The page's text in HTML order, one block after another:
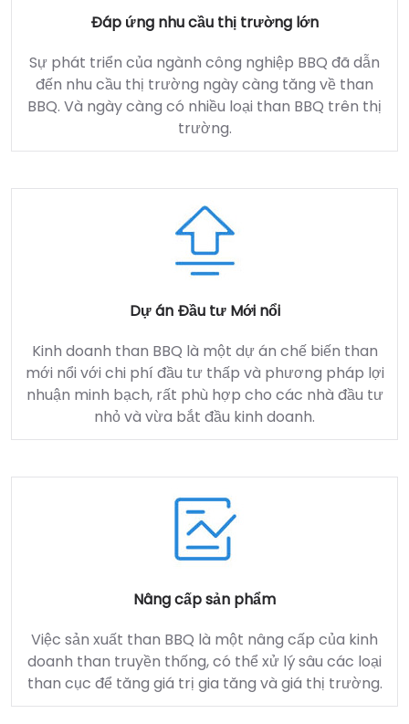
Đáp ứng nhu cầu thị trường lớn
Sự phát triển của ngành công nghiệp BBQ đã dẫn
đến nhu cầu thị trường ngày càng tăng về than
BBQ. Và ngày càng có nhiều loại than BBQ trên thị
trường.
Dự án Đầu tư Mới nổi
Kinh doanh than BBQ là một dự án chế biến than
mới nổi với chi phí đầu tư thấp và phương pháp lợi
nhuận minh bạch, rất phù hợp cho các nhà đầu tư
nhỏ và vừa bắt đầu kinh doanh.
Nâng cấp sản phẩm
Việc sản xuất than BBQ là một nâng cấp của kinh
doanh than truyền thống, có thể xử lý sâu các loại
than cục để tăng giá trị gia tăng và giá thị trường.